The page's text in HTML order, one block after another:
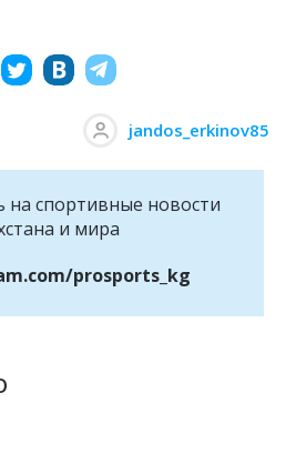
jandos_erkinov85
на cпортивные новости
и мира
prosports_kg